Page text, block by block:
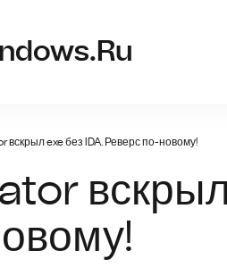
вскрыл exe без IDA. Реверс по-новому!
вскрыл